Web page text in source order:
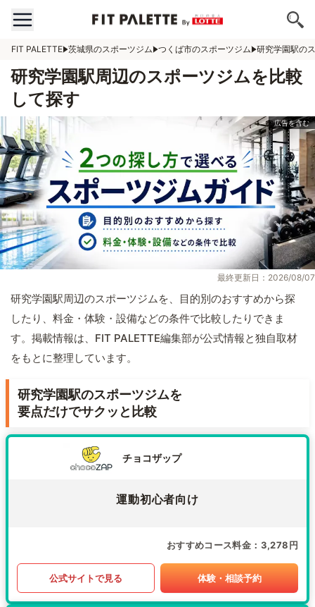
FIT PALETTE 茨城県のスポーツジム つくば市のスポーツジム 研究学園駅の
研究学園駅周辺のスポーツジムを比較
して探す
最終更新日：2026/08/07
研究学園駅周辺のスポーツジムを、目的別のおすすめから探
したり、料金・体験・設備などの条件で比較したりできま
す。掲載情報は、FIT PALETTE編集部が公式情報と独自取材
をもとに整理しています。
研究学園駅のスポーツジムを
要点だけでサクッと比較
チョコザップ
運動初心者向け
おすすめコース料金 3,278円
公式サイトで見る 体験・相談予約